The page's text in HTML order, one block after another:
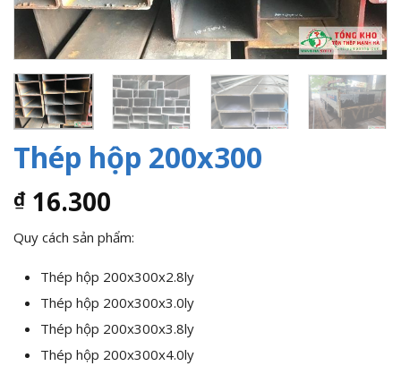
Thép hộp 200x300
₫ 16.300
Quy cách sản phẩm:
Thép hộp 200x300x2.8ly
Thép hộp 200x300x3.0ly
Thép hộp 200x300x3.8ly
Thép hộp 200x300x4.0ly